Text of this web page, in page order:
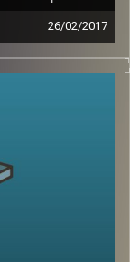
26/02/2017
בפס ייצור
לתכנון
הדינמיקה
התושבים
צריכה
והמהירות